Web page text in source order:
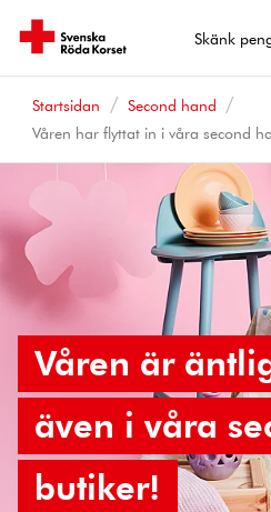
Skänk
Startsidan
Second hand
Våren har flyttat in i våra second
Våren är
även i våra
butiker!